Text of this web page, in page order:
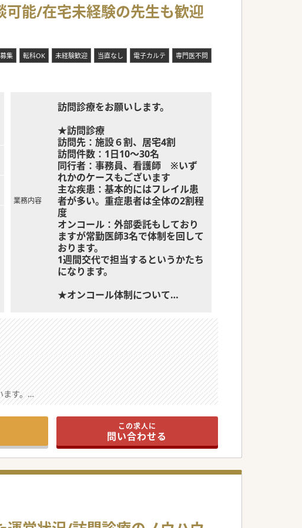
員募集を行います
可能/在宅未経験の先生も歓迎
集 転科OK 未経験歓迎 当直なし 電子カルテ 専門医不問
業務内容
訪問診療をお願いします。
★訪問診療
訪問先：施設６割、居宅4割
訪問件数：1日10～30名
同行者：事務員、看護師 ※いず
れかのケースもございます
主な疾患：基本的にはフレイル患
者が多い。重症患者は全体の2割程
度
オンコール：外部委託もしており
ますが常勤医師3名で体制を回して
おります。
1週間交代で担当するというかたち
になります。
★オンコール体制について
して、看護師1stで連絡が行きま
す。
ラインワークでの指示出しがメイ
ンでほとんど出勤はございませ
ん。
平日：月平均2回程度 土日祝：月
0~2件程度
す。
。
人です。
。
が多いです。
が可能です。
この求人に
問い合わせる